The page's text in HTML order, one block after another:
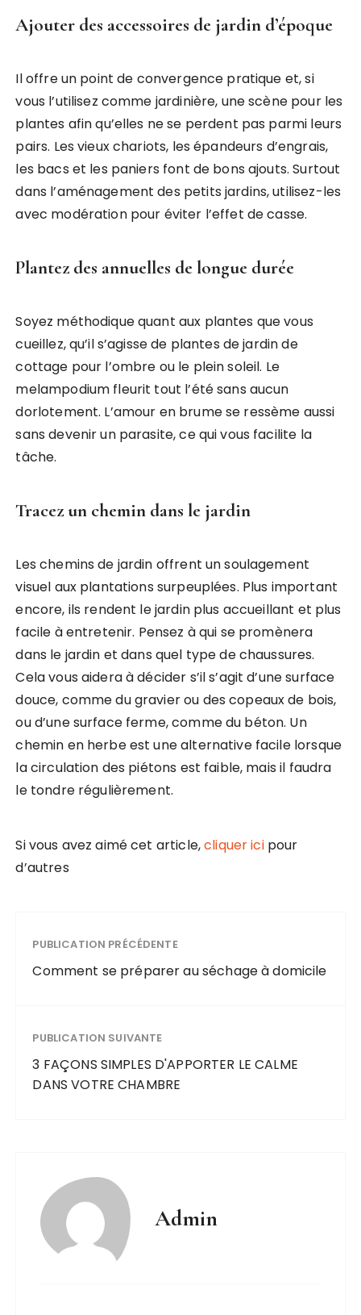
Ajouter des accessoires de jardin d’époque
Il offre un point de convergence pratique et, si
vous l’utilisez comme jardinière, une scène pour les
plantes afin qu’elles ne se perdent pas parmi leurs
pairs. Les vieux chariots, les épandeurs d’engrais,
les bacs et les paniers font de bons ajouts. Surtout
dans l’aménagement des petits jardins, utilisez-les
avec modération pour éviter l’effet de casse.
Plantez des annuelles de longue durée
Soyez méthodique quant aux plantes que vous
cueillez, qu’il s’agisse de plantes de jardin de
cottage pour l’ombre ou le plein soleil. Le
melampodium fleurit tout l’été sans aucun
dorlotement. L’amour en brume se ressème aussi
sans devenir un parasite, ce qui vous facilite la
tâche.
Tracez un chemin dans le jardin
Les chemins de jardin offrent un soulagement
visuel aux plantations surpeuplées. Plus important
encore, ils rendent le jardin plus accueillant et plus
facile à entretenir. Pensez à qui se promènera
dans le jardin et dans quel type de chaussures.
Cela vous aidera à décider s’il s’agit d’une surface
douce, comme du gravier ou des copeaux de bois,
ou d’une surface ferme, comme du béton. Un
chemin en herbe est une alternative facile lorsque
la circulation des piétons est faible, mais il faudra
le tondre régulièrement.
Si vous avez aimé cet article,cliquer icipour
d’autres
PUBLICATION PRÉCÉDENTE
Comment se préparer au séchage à domicile
PUBLICATION SUIVANTE
3 FAÇONS SIMPLES D'APPORTER LE CALME
DANS VOTRE CHAMBRE
Admin